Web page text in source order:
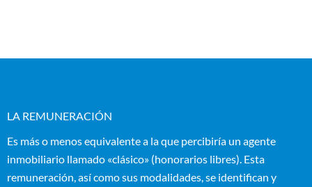
LA REMUNERACIÓN
Es más o menos equivalente a la que percibiría un agente
inmobiliario llamado «clásico» (honorarios libres). Esta
remuneración, así como sus modalidades, se identifican y